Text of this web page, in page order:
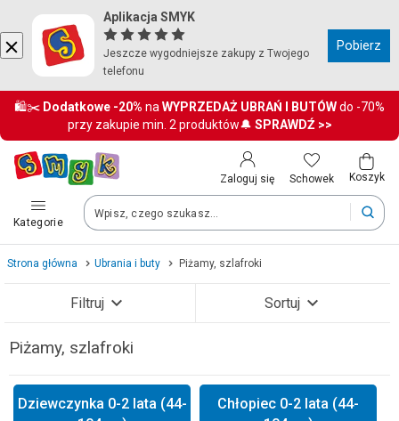
Aplikacja SMYK
Jeszcze wygodniejsze zakupy z Twojego
telefonu
Pobierz
🛍️✂️ Dodatkowe -20% na WYPRZEDAŻ UBRAŃ I BUTÓWdo -70%
przy zakupie min. 2 produktów🔔 SPRAWDŹ >>
Zaloguj się Schowek Koszyk
Kategorie
Kraj i język
Wybierz kraj, aby przejść do zakupów
Polska (Poland)
Twoje zamówienia dostarczymy na teren wybranego kraju.
Język
Polski
Po zmianie kraju część produktów może zostać usunięta z
Zapisz
Strona główna Ubrania i buty Piżamy, szlafroki
Filtruj
Piżamy, szlafroki
Dziewczynka 0-2 lata (44-
Chłopiec 0-2 lata (44-
Sortuj